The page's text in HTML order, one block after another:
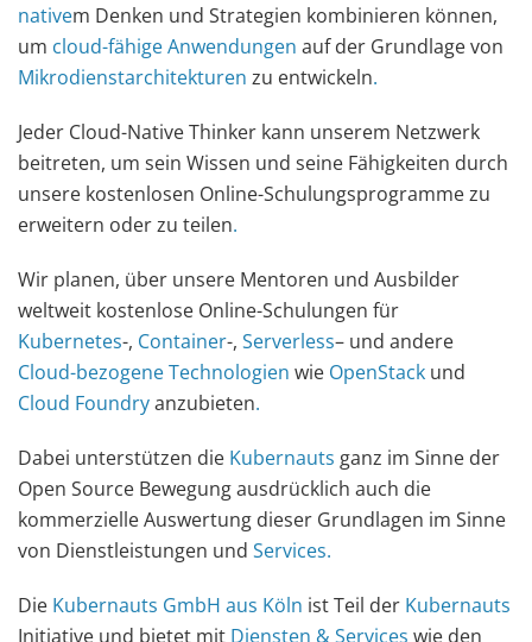
nativem Denken und Strategien kombinieren können,
um cloud-fähige Anwendungen auf der Grundlage von
Mikrodienstarchitekturen zu entwickeln.
Jeder Cloud-Native Thinker kann unserem Netzwerk
beitreten, um sein Wissen und seine Fähigkeiten durch
unsere kostenlosen Online-Schulungsprogramme zu
erweitern oder zu teilen.
Wir planen, über unsere Mentoren und Ausbilder
weltweit kostenlose Online-Schulungen für
Kubernetes-, Container-, Serverless– und andere
Cloud-bezogene Technologien wie OpenStack und
Cloud Foundryanzubieten.
Dabei unterstützen die Kubernauts ganz im Sinne der
Open Source Bewegung ausdrücklich auch die
kommerzielle Auswertung dieser Grundlagen im Sinne
von Dienstleistungen und Services.
Die Kubernauts GmbH aus Köln ist Teil der Kubernauts
Initiative und bietet mit Diensten & Services wie den